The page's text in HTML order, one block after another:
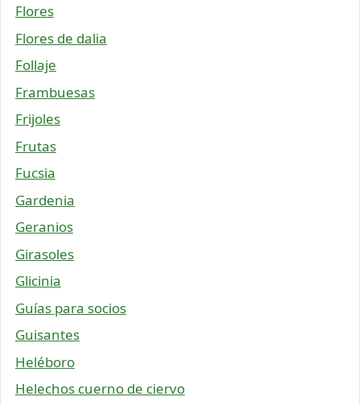
Flores
Flores de dalia
Follaje
Frambuesas
Frijoles
Frutas
Fucsia
Gardenia
Geranios
Girasoles
Glicinia
Guías para socios
Guisantes
Heléboro
Helechos cuerno de ciervo